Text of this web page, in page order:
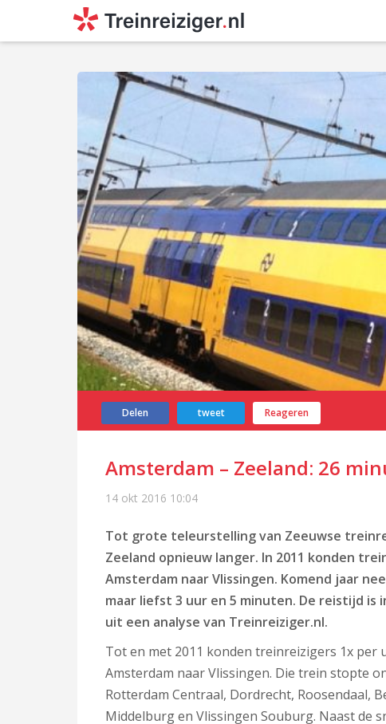
Delen tweet Reageren
Amsterdam – Zeeland: 26
14 okt 2016 10:04
Tot grote teleurstelling van Zeeuwse
Zeeland opnieuw langer. In 2011 konden
Amsterdam naar Vlissingen. Komend jaar
maar liefst 3 uur en 5 minuten. De reistijd
uit een analyse van Treinreiziger.nl.
Tot en met 2011 konden treinreizigers 1x
Amsterdam naar Vlissingen. Die trein stopte
Rotterdam Centraal, Dordrecht, Roosendaal,
Middelburg en Vlissingen Souburg. Naast de